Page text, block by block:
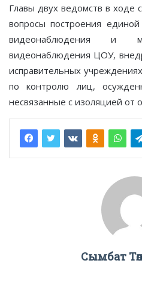
Главы двух ведомств в ходе
вопросы построения единой
видеонаблюдения и
видеонаблюдения ЦОУ,
исправительных
по контролю лиц,
несвязанные с изоляцией от
Сымбат